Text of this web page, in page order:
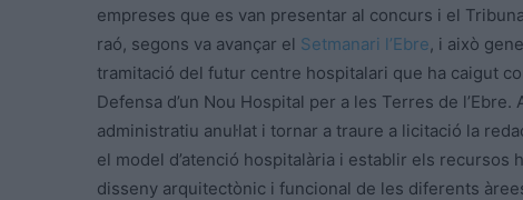
empreses que es van presentar al concurs i el
raó, segons va avançar el Setmanari l’Ebre, i això
tramitació del futur centre hospitalari que ha caigut
Defensa d’un Nou Hospital per a les Terres de
administratiu anul·lat i tornar a traure a licitació la
el model d’atenció hospitalària i establir els recursos
disseny arquitectònic i funcional de les diferents